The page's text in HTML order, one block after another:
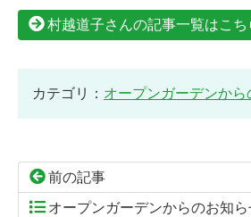
村越道子さんの記事一覧はこち
カテゴリ： オープンガーデンから
前の記事
オープンガーデンからのお知ら